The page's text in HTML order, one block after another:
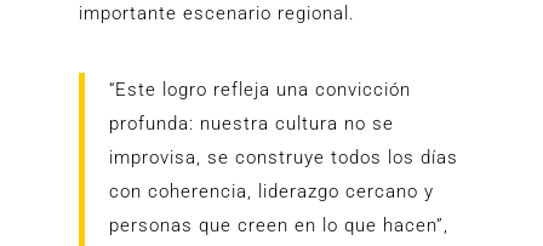
importante escenario regional.
“Este logro refleja una convicción
profunda: nuestra cultura no se
improvisa, se construye todos los días
con coherencia, liderazgo cercano y
personas que creen en lo que hacen”,